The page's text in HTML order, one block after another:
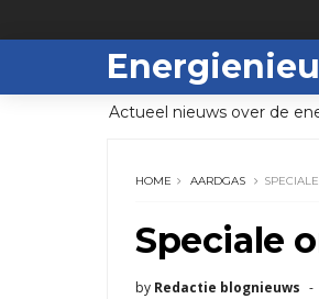
Actueel nieuws over de
HOME AARDGAS
Speciale
by Redactie blognieuws